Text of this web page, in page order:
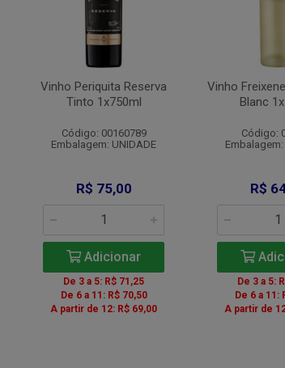
Vinho Periquita Reserva
Tinto 1x750ml
Código: 00160789
Embalagem: UNIDADE
R$ 75,00
Adicionar
De 3 a 5: R$ 71,25
De 6 a 11: R$ 70,50
A partir de 12: R$ 69,00
Vinho
Blanc
Código:
R$
De 3 a 5:
De 6 a 11:
A partir de